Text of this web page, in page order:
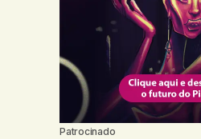
Patrocinado